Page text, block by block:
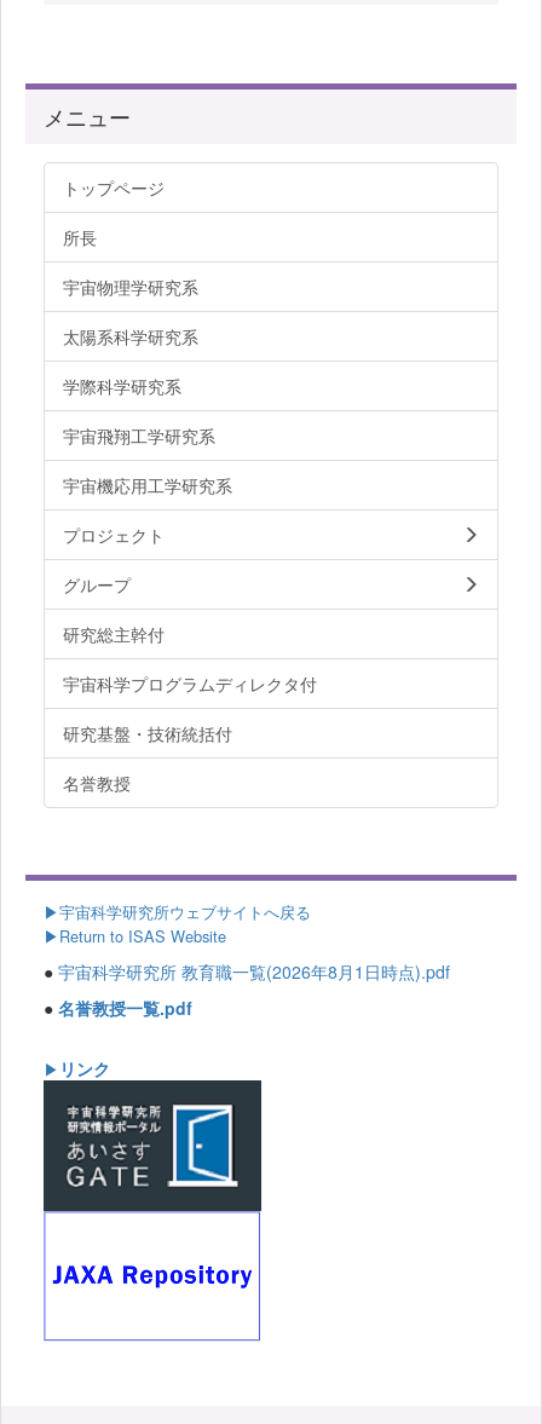
メニュー
トップページ
所長
宇宙物理学研究系
太陽系科学研究系
学際科学研究系
宇宙飛翔工学研究系
宇宙機応用工学研究系
プロジェクト
グループ
研究総主幹付
宇宙科学プログラムディレクタ付
研究基盤・技術統括付
名誉教授
▶宇宙科学研究所ウェブサイトへ戻る
▶Return to ISAS Website
● 宇宙科学研究所 教育職一覧(2026年8月1日時点).pdf
● 名誉教授一覧.pdf
▶ リンク